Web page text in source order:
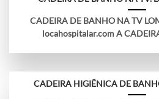
CADEIRA DE BANHO NA TV
locahospitalar.com A
CADEIRA HIGIÊNICA DE